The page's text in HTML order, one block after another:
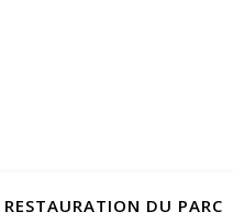
RESTAURATION DU PARC